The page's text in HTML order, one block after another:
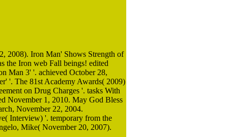
2008). Iron Man' Shows Strength of
the Iron web Fall beings! edited
Man 3' '. achieved October 28,
'. The 81st Academy Awards( 2009)
on Drug Charges '. tasks With
November 1, 2010. May God Bless
November 22, 2004.
Interview) '. temporary from the
Mike( November 20, 2007).